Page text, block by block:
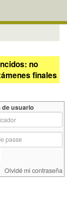
no
finales
de usuario
Olvidé mi contraseña